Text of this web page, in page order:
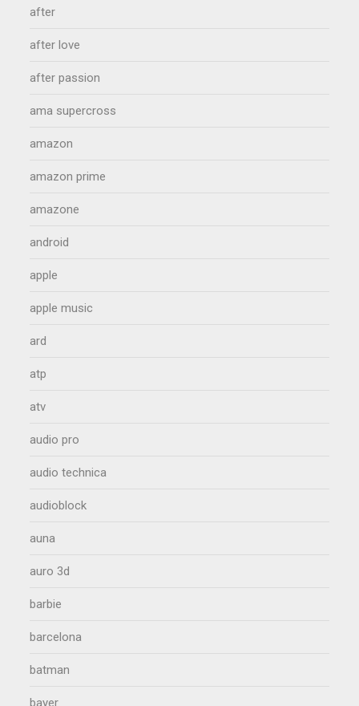
after
after love
after passion
ama supercross
amazon
amazon prime
amazone
android
apple
apple music
ard
atp
atv
audio pro
audio technica
audioblock
auna
auro 3d
barbie
barcelona
batman
bayer